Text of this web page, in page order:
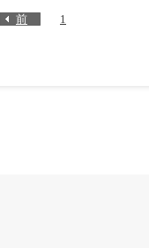
前 1